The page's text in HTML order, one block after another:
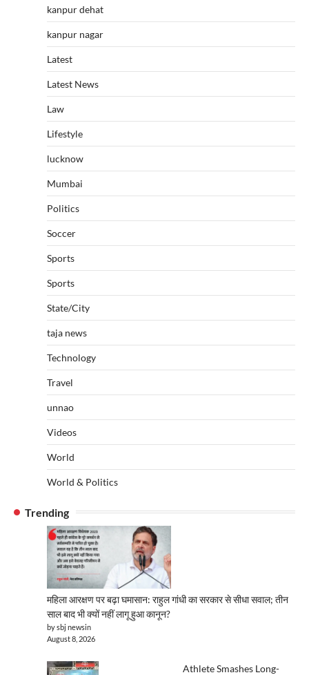
kanpur dehat
kanpur nagar
Latest
Latest News
Law
Lifestyle
lucknow
Mumbai
Politics
Soccer
Sports
Sports
State/City
taja news
Technology
Travel
unnao
Videos
World
World & Politics
Trending
महिला आरक्षण पर बढ़ा घमासान: राहुल गांधी का सरकार से सीधा सवाल; तीन
साल बाद भी क्यों नहीं लागू हुआ कानून?
by sbj newsin
August 8, 2026
Athlete Smashes Long-